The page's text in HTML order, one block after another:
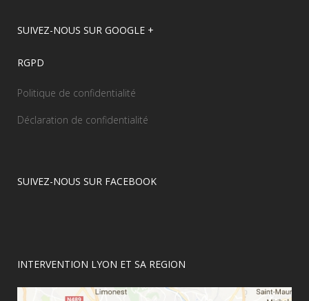
SUIVEZ-NOUS SUR GOOGLE +
RGPD
Politique de confidentialité
Déclaration de confidentialité
SUIVEZ-NOUS SUR FACEBOOK
INTERVENTION LYON ET SA REGION